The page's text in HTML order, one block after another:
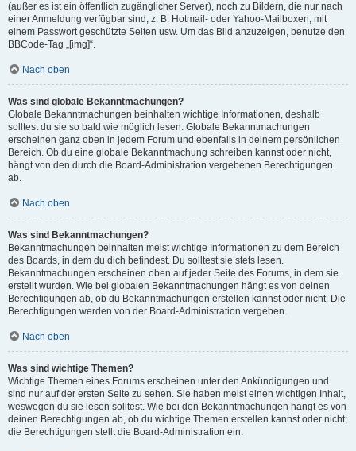
(außer es ist ein öffentlich zugänglicher Server), noch zu Bildern, die nur nach
einer Anmeldung verfügbar sind, z. B. Hotmail- oder Yahoo-Mailboxen, mit
einem Passwort geschützte Seiten usw. Um das Bild anzuzeigen, benutze den
BBCode-Tag „[img]“.
Nach oben
Was sind globale Bekanntmachungen?
Globale Bekanntmachungen beinhalten wichtige Informationen, deshalb
solltest du sie so bald wie möglich lesen. Globale Bekanntmachungen
erscheinen ganz oben in jedem Forum und ebenfalls in deinem persönlichen
Bereich. Ob du eine globale Bekanntmachung schreiben kannst oder nicht,
hängt von den durch die Board-Administration vergebenen Berechtigungen
ab.
Nach oben
Was sind Bekanntmachungen?
Bekanntmachungen beinhalten meist wichtige Informationen zu dem Bereich
des Boards, in dem du dich befindest. Du solltest sie stets lesen.
Bekanntmachungen erscheinen oben auf jeder Seite des Forums, in dem sie
erstellt wurden. Wie bei globalen Bekanntmachungen hängt es von deinen
Berechtigungen ab, ob du Bekanntmachungen erstellen kannst oder nicht. Die
Berechtigungen werden von der Board-Administration vergeben.
Nach oben
Was sind wichtige Themen?
Wichtige Themen eines Forums erscheinen unter den Ankündigungen und
sind nur auf der ersten Seite zu sehen. Sie haben meist einen wichtigen Inhalt,
weswegen du sie lesen solltest. Wie bei den Bekanntmachungen hängt es von
deinen Berechtigungen ab, ob du wichtige Themen erstellen kannst oder nicht;
die Berechtigungen stellt die Board-Administration ein.